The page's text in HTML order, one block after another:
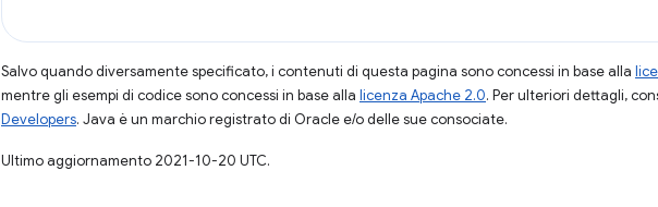
Salvo quando diversamente specificato, i contenuti di questa pagina sono concessi in base alla
mentre gli esempi di codice sono concessi in base alla licenza Apache 2.0. Per ulteriori dettagli,
Developers. Java è un marchio registrato di Oracle e/o delle sue consociate.
Ultimo aggiornamento 2021-10-20 UTC.